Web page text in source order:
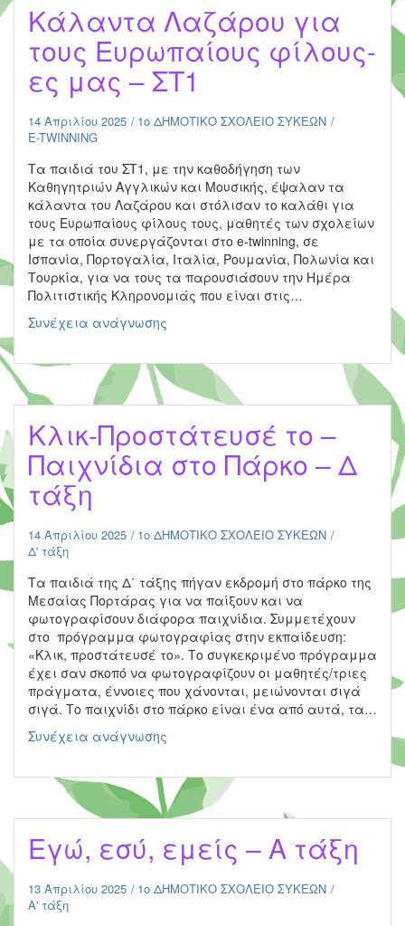
Kάλαντα Λαζάρου για
τους Ευρωπαίους φίλους-
ες μας – ΣΤ1
14 Απριλίου 2025
1ο ΔΗΜΟΤΙΚΟ ΣΧΟΛΕΙΟ ΣΥΚΕΩΝ
E-TWINNING
Τα παιδιά του ΣΤ1, με την καθοδήγηση των
Καθηγητριών Αγγλικών και Μουσικής, έψαλαν τα
κάλαντα του Λαζάρου και στόλισαν το καλάθι για
τους Ευρωπαίους φίλους τους, μαθητές των σχολείων
με τα οποία συνεργάζονται στο e-twinning, σε
Ισπανία, Πορτογαλία, Ιταλία, Ρουμανία, Πολωνία και
Τουρκία, για να τους τα παρουσιάσουν την Ημέρα
Πολιτιστικής Κληρονομιάς που είναι στις…
Συνέχεια ανάγνωσης
τους
Ευρωπαίους
ες
μας
–
Kλικ-Προστάτευσέ το –
Παιχνίδια στο Πάρκο – Δ
τάξη
14 Απριλίου 2025
1ο ΔΗΜΟΤΙΚΟ ΣΧΟΛΕΙΟ ΣΥΚΕΩΝ
Δ' τάξη
Τα παιδιά της Δ΄ τάξης πήγαν εκδρομή στο πάρκο της
Μεσαίας Πορτάρας για να παίξουν και να
φωτογραφίσουν διάφορα παιχνίδια. Συμμετέχουν
στο πρόγραμμα φωτογραφίας στην εκπαίδευση:
«Κλικ, προστάτευσέ το». Το συγκεκριμένο πρόγραμμα
έχει σαν σκοπό να φωτογραφίζουν οι μαθητές/τριες
πράγματα, έννοιες που χάνονται, μειώνονται σιγά
σιγά. Το παιχνίδι στο πάρκο είναι ένα από αυτά, τα…
Συνέχεια ανάγνωσης
Παιχνίδια
Πάρκο
–
Δ
τάξη
Eγώ, εσύ, εμείς – Α τάξη
13 Απριλίου 2025
1ο ΔΗΜΟΤΙΚΟ ΣΧΟΛΕΙΟ ΣΥΚΕΩΝ
Α' τάξη